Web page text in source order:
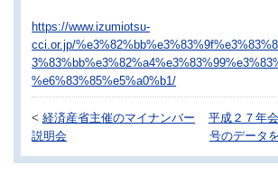
https://www.izumiotsu-
cci.or.jp/
%e6%83%85%e5%a0%b1/
<経済産省主催のマイナンバー
説明会
平成２７年
号のデータ